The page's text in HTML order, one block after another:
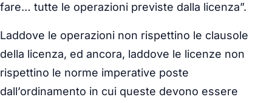
fare… tutte le operazioni previste dalla licenza”.
Laddove le operazioni non rispettino le clausole
della licenza, ed ancora, laddove le licenze non
rispettino le norme imperative poste
dall’ordinamento in cui queste devono essere